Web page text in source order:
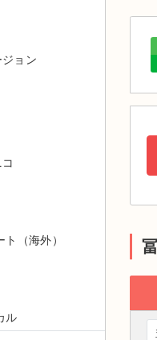
ョン
（海外）
ル